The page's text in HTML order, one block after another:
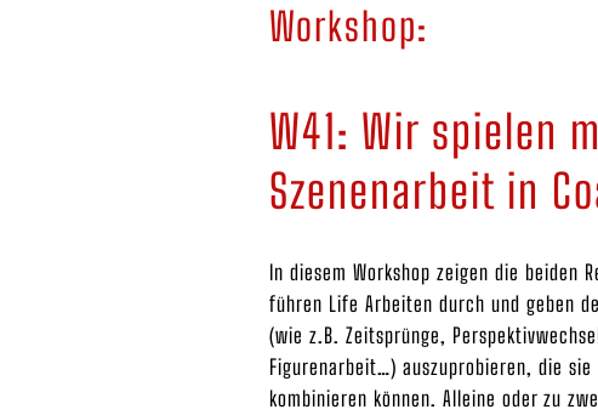
Workshop:
W41: Wir spielen
Szenenarbeit in
In diesem Workshop zeigen die beiden
führen Life Arbeiten durch und geben
(wie z.B. Zeitsprünge,
Figurenarbeit…) auszuprobieren, die
kombinieren können. Alleine oder zu